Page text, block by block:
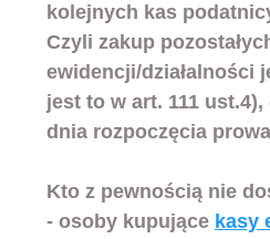
kolejnych kas
Czyli zakup
ewidencji/działalności
jest to w art. 111
dnia rozpoczęcia
Kto z pewnością nie
- osoby kupujące kasy